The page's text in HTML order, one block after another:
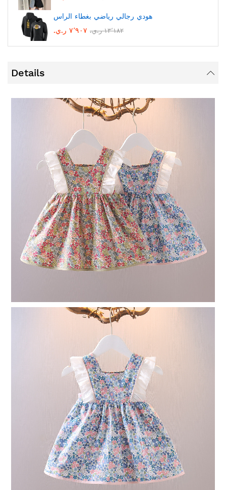
هودي رجالي رياضي بغطاء الراس
٧٬٩٠٧ ر.ي.‏
١٣٬١٨٢ ر.ي.‏
Details